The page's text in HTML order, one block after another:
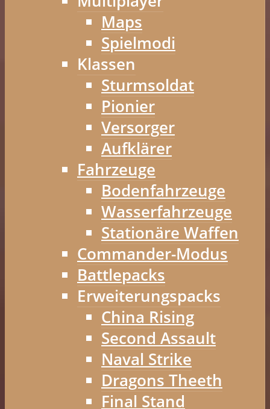
Maps
Spielmodi
Klassen
Sturmsoldat
Pionier
Versorger
Aufklärer
Fahrzeuge
Bodenfahrzeuge
Wasserfahrzeuge
Stationäre Waffen
Commander-Modus
Battlepacks
Erweiterungspacks
China Rising
Second Assault
Naval Strike
Dragons Theeth
Final Stand